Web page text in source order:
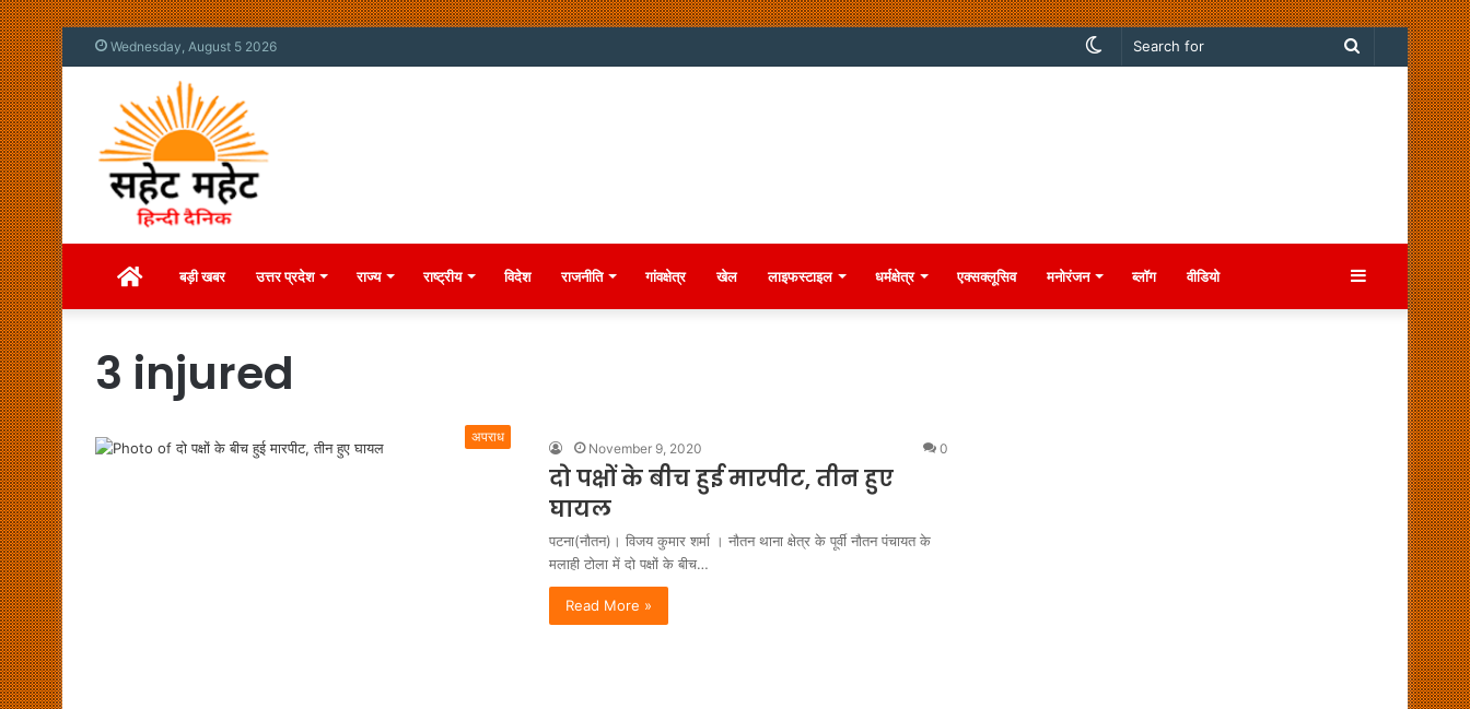
Wednesday, August 5 2026
Search
Switch
Homeबड़ी खबर उत्तर प्रदेश राज्य राष्ट्रीय विदेश राजनीति गांवक्षेत्र खेल लाइफस्टाइल धर्मक्षेत्र एक्सक्लूसिव मनोरंजन ब्लॉग वीडियो Sidebar
3 injured
अपराध
November 9, 2020 0
दो पक्षों के बीच हुई मारपीट, तीन हुए
घायल
पटना(नौतन)। विजय कुमार शर्मा । नौतन थाना क्षेत्र के पूर्वी नौतन पंचायत के
मलाही टोला में दो पक्षों के बीच…
Read More »